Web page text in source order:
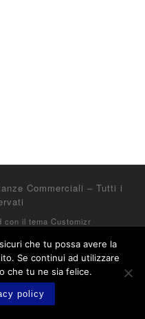
Commerciali – Tutti i
con il tema Customizr
che tu possa avere la
Se continui ad utilizzare
che tu ne sia felice.
policy